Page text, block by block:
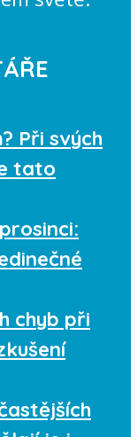
Při svých
tato
chyb při